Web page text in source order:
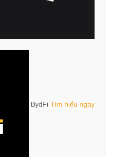
BydFi Tìm hiểu ngay